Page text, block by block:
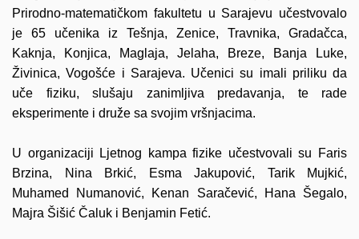
Prirodno-matematičkom fakultetu u Sarajevu učestvovalo
je 65 učenika iz Tešnja, Zenice, Travnika, Gradačca,
Kaknja, Konjica, Maglaja, Jelaha, Breze, Banja Luke,
Živinica, Vogošće i Sarajeva. Učenici su imali priliku da
uče fiziku, slušaju zanimljiva predavanja, te rade
eksperimente i druže sa svojim vršnjacima.
U organizaciji Ljetnog kampa fizike učestvovali su Faris
Brzina,
Nina Brkić, Esma Jakupović, Tarik Mujkić,
Muhamed Numanović, Kenan Saračević, Hana Šegalo,
Majra Šišić Čaluk i Benjamin Fetić.